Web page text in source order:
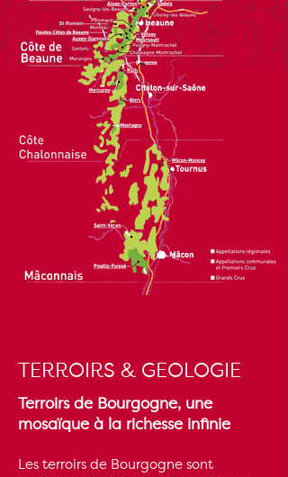
TERROIRS & GEOLOGIE
Terroirs de Bourgogne, une
mosaïque à la richesse infinie
Les terroirs de Bourgogne sont